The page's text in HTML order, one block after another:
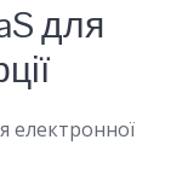
для
електронної